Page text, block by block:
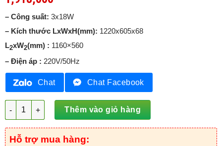
– Công suất: 3x18W
– Kích thước LxWxH(mm): 1220x605x68
L2xW2(mm) : 1160×560
– Điện áp : 220V/50Hz
Chat Chat Facebook
Máng Đèn Phản Quang Lắp Nổi 3x18W – TDN318 số lượng
Thêm vào giỏ hàng
Hỗ trợ mua hàng: